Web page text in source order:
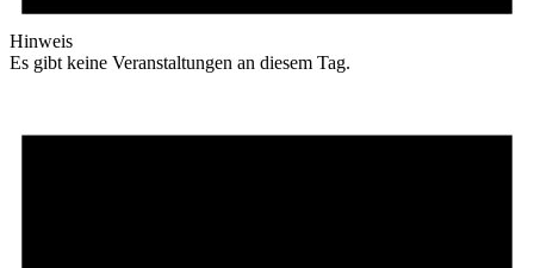
Hinweis
Es gibt keine Veranstaltungen an diesem Tag.